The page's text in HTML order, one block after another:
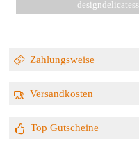
Zahlungsweise
Versandkosten
Top Gutscheine